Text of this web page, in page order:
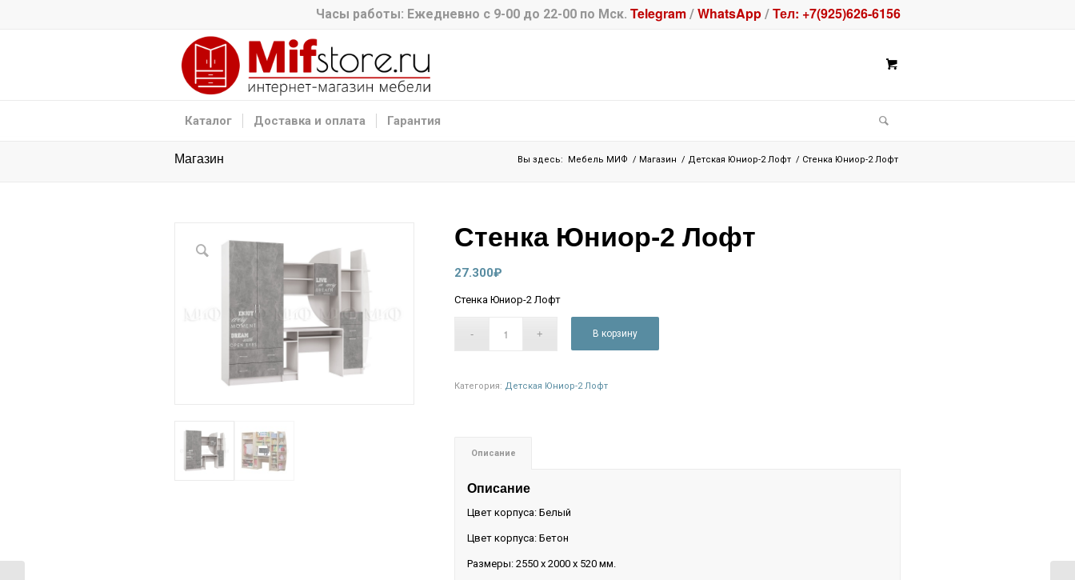
Часы работы: Ежедневно с 9-00 до 22-00 по Мск. Telegram / WhatsApp / Тел: +7(925)626-6156
Каталог Доставка и оплата Гарантия
Магазин Вы здесь: Мебель МИФ / Магазин / Детская Юниор-2 Лофт / Стенка Юниор-2 Лофт
Стенка Юниор-2 Лофт
27.300₽
Стенка Юниор-2 Лофт
В корзину
Категория: Детская Юниор-2 Лофт
Описание
Описание
Цвет корпуса: Белый
Цвет корпуса: Бетон
Размеры: 2550 х 2000 х 520 мм.